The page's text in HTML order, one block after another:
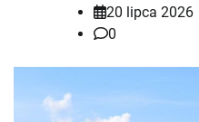
20 lipca 2026
0